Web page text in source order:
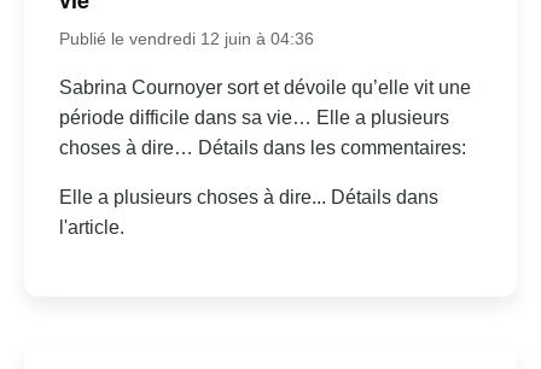
Publié le vendredi 12 juin à 04:36
Sabrina Cournoyer sort et dévoile qu’elle vit une
période difficile dans sa vie… Elle a plusieurs
choses à dire… Détails dans les commentaires:
Elle a plusieurs choses à dire... Détails dans
l'article.